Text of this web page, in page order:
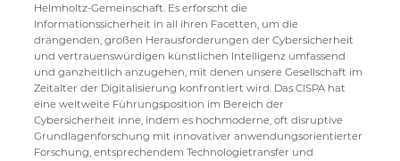
Helmholtz-Gemeinschaft. Es erforscht die
Informationssicherheit in all ihren Facetten, um die
drängenden, großen Herausforderungen der Cybersicherheit
und vertrauenswürdigen künstlichen Intelligenz umfassend
und ganzheitlich anzugehen, mit denen unsere Gesellschaft im
Zeitalter der Digitalisierung konfrontiert wird. Das CISPA hat
eine weltweite Führungsposition im Bereich der
Cybersicherheit inne, indem es hochmoderne, oft disruptive
Grundlagenforschung mit innovativer anwendungsorientierter
Forschung, entsprechendem Technologietransfer und